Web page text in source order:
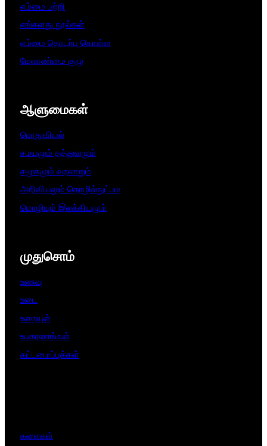
எம்மை பற்றி
எங்களது நூல்கள்
எம்மை தொடர்பு கொள்ள
மேலாண்மை குழு
ஆளுமைகள்​
பொதுவியல்
சமயமும் தத்துவமும்
சமூகமும் வரலாறும்
அறிவியலும் தொழில்நுட்பம
மொழியும் இலக்கியமும்
முதுசொம்
உணவு
உடை
உறையுள்
உபகரணங்கள்
கட்டமைப்புக்கள்
கலைகள்